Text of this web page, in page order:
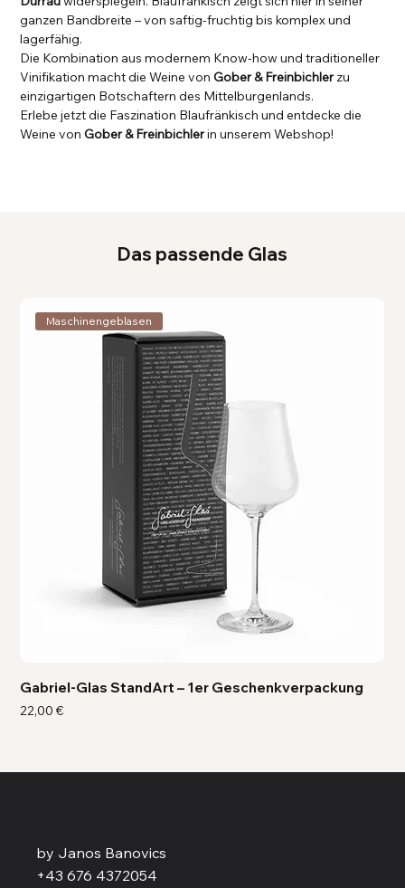
Das passende Glas
Maschinengeblasen
Gabriel-Glas StandArt – 1er Geschenkverpackung
Preis
22,00 €
ganzen Bandbreite – von saftig-fruchtig bis komplex und
lagerfähig.
Die Kombination aus modernem Know-how und traditioneller
Vinifikation macht die Weine vonGober & Freinbichlerzu
einzigartigen Botschaftern des Mittelburgenlands.
Erlebe jetzt die Faszination Blaufränkisch und entdecke die
Weine vonGober & Freinbichlerin unserem Webshop!
by Janos Banovics
+43 676 4372054